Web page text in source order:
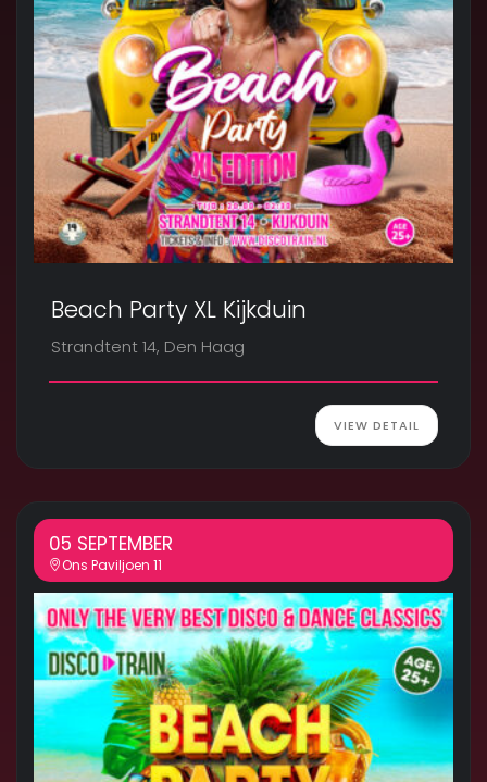
Beach Party XL Kijkduin
Strandtent 14, Den Haag
VIEW DETAIL
05 SEPTEMBER
Ons Paviljoen 11